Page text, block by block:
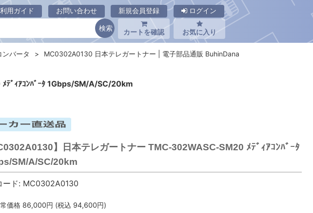
用ガイド お問い合わせ 新規会員登録 ログイン
カートを確認 お気に入り
ﾞｨｱｺﾝﾊﾞｰﾀ 1Gbps/SM/A/SC/20km
ンバータ MC0302A0130 日本テレガートナー | 電子部品通販 BuhinDana
】日本テレガートナー TMC-302WASC-SM20 ﾒﾃﾞｨｱｺﾝﾊﾞｰﾀ
SM/A/SC/20km
ード: MC0302A0130
価格 86,000円 (税込 94,600円)